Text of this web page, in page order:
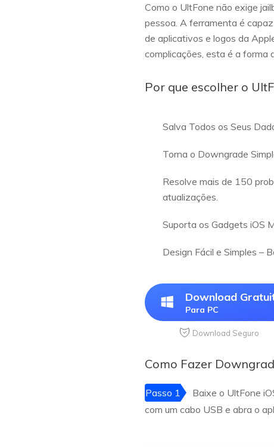
Como o UltFone não exige
pessoa. A ferramenta é
de aplicativos e logos da
complicações, esta é a forma
Por que escolher o
Salva Todos os Seus
Torna o Downgrade
Resolve mais de 150
atualizações.
Suporta os Gadgets iOS
Design Fácil e Simples –
Download
Para PC
Download Seguro
Como Fazer
Passo 1
Baixe o UltFone
com um cabo USB e abra o